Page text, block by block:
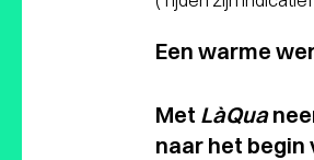
Een warme
Met LàQua
naar het begin